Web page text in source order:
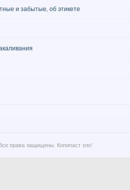
и забытые, об этикете
права защищены. Копипаст зло!